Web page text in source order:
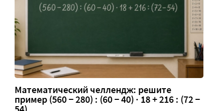
Математический челлендж: решите
пример (560 − 280) : (60 − 40) · 18 + 216 : (72 −